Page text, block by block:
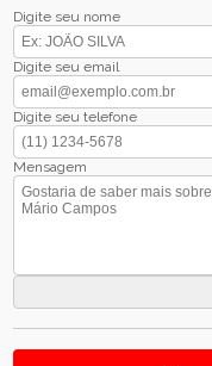
Digite seu nome
Digite seu email
Digite seu telefone
Mensagem